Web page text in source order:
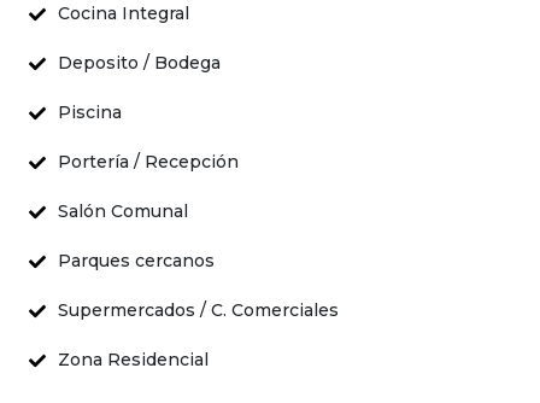
Cocina Integral
Deposito / Bodega
Piscina
Portería / Recepción
Salón Comunal
Parques cercanos
Supermercados / C. Comerciales
Zona Residencial